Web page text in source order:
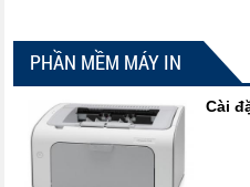
PHẦN MỀM MÁY IN
Cài